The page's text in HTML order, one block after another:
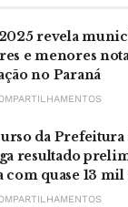
revela
e menores
no Paraná
da Prefeitura
resultado
com quase 13 mil